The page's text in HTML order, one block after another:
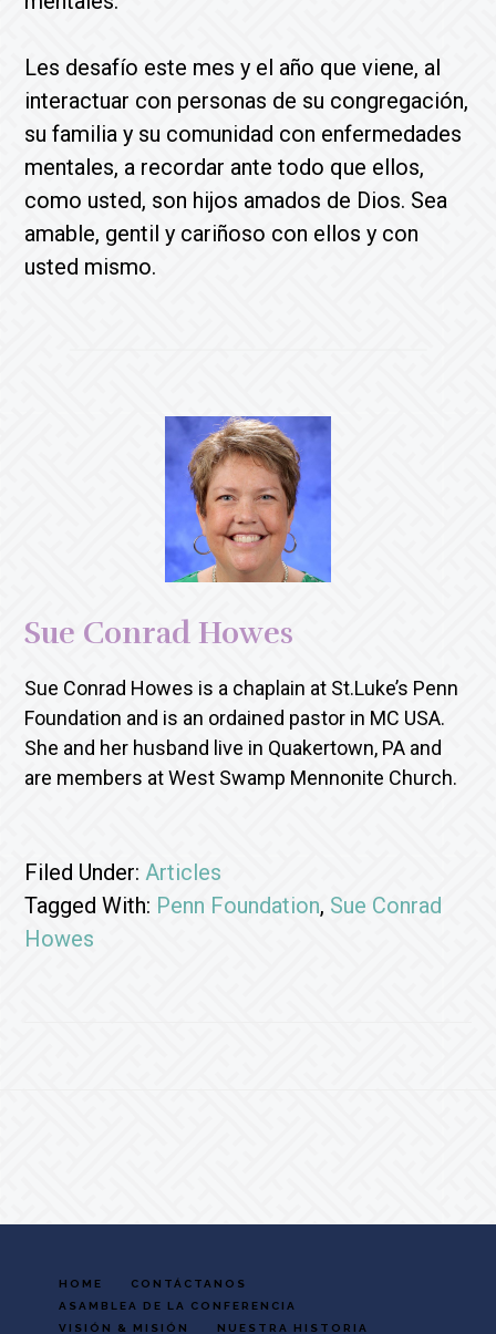
Les desafío este mes y el año que viene, al
interactuar con personas de su congregación,
su familia y su comunidad con enfermedades
mentales, a recordar ante todo que ellos,
como usted, son hijos amados de Dios. Sea
amable, gentil y cariñoso con ellos y con
usted mismo.
Sue Conrad Howes
Sue Conrad Howes is a chaplain at St.Luke’s Penn
Foundation and is an ordained pastor in MC USA.
She and her husband live in Quakertown, PA and
are members at West Swamp Mennonite Church.
Filed Under:Articles
Tagged With: Penn Foundation, Sue Conrad
Howes
HOME
CONTÁCTANOS
ASAMBLEA DE LA CONFERENCIA
VISIÓN & MISIÓN
NUESTRA HISTORIA